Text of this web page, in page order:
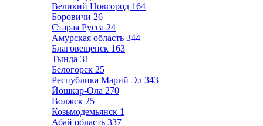
Великий Новгород 164
Боровичи 26
Старая Русса 24
Амурская область 344
Благовещенск 163
Тында 31
Белогорск 25
Республика Марий Эл 343
Йошкар-Ола 270
Волжск 25
Козьмодемьянск 1
Абай область 337